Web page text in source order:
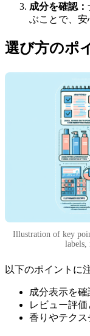
成分を確認：
ぶことで、安
選び方のポ
Illustration of key
labels,
以下のポイントに
成分表示を確
レビュー評価
香りやテク